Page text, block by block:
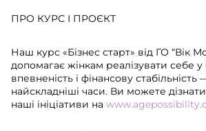
ПРО КУРС І ПРОЄКТ
Наш курс «Бізнес старт» від ГО “Вік
допомагає жінкам реалізувати себе у
впевненість і фінансову стабільність
найскладніші часи. Ви можете
наші ініціативи на